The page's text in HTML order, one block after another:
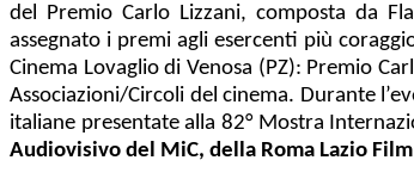
del Premio Carlo Lizzani, composta da
assegnato i premi agli esercenti più
Cinema Lovaglio di Venosa (PZ): Premio
Associazioni/Circoli del cinema. Durante
italiane presentate alla 82° Mostra
Audiovisivo del MiC, della Roma Lazio Film